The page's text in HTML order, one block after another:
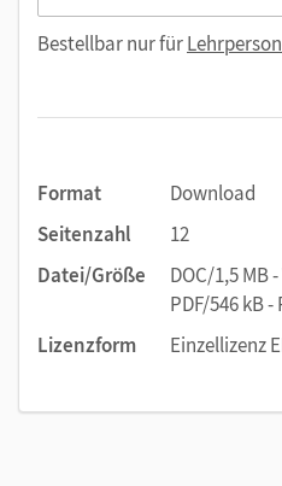
Bestellbar nur für
Format
Download
Seitenzahl
12
Datei/Größe
DOC/1,5 MB
PDF/546 kB -
Lizenzform
Einzellizenz